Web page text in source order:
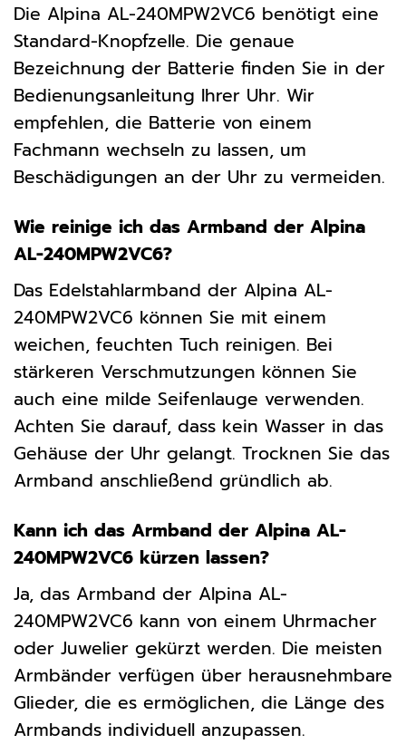
Die Alpina AL-240MPW2VC6 benötigt eine
Standard-Knopfzelle. Die genaue
Bezeichnung der Batterie finden Sie in der
Bedienungsanleitung Ihrer Uhr. Wir
empfehlen, die Batterie von einem
Fachmann wechseln zu lassen, um
Beschädigungen an der Uhr zu vermeiden.
Wie reinige ich das Armband der Alpina
AL-240MPW2VC6?
Das Edelstahlarmband der Alpina AL-
240MPW2VC6 können Sie mit einem
weichen, feuchten Tuch reinigen. Bei
stärkeren Verschmutzungen können Sie
auch eine milde Seifenlauge verwenden.
Achten Sie darauf, dass kein Wasser in das
Gehäuse der Uhr gelangt. Trocknen Sie das
Armband anschließend gründlich ab.
Kann ich das Armband der Alpina AL-
240MPW2VC6 kürzen lassen?
Ja, das Armband der Alpina AL-
240MPW2VC6 kann von einem Uhrmacher
oder Juwelier gekürzt werden. Die meisten
Armbänder verfügen über herausnehmbare
Glieder, die es ermöglichen, die Länge des
Armbands individuell anzupassen.